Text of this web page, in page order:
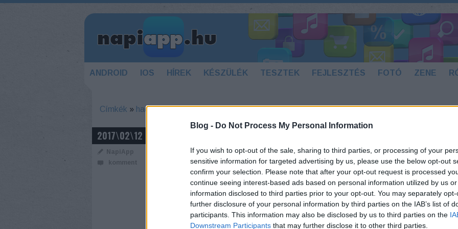
Blog - Do Not Process My Personal Information
If you wish to opt-out of the sale, sharing to third parties, or processing of your
sensitive information for targeted advertising by us, please use the below opt-out
confirm your selection. Please note that after your opt-out request is processed
continue seeing interest-based ads based on personal information utilized by us
information disclosed to third parties prior to your opt-out. You may separately
further disclosure of your personal information by third parties on the IAB’s list of
participants. This information may also be disclosed by us to third parties on the
Downstream Participants that may further disclose it to other third parties.
ANDROID IOS HÍREK KÉSZÜLÉK TESZTEK FEJLESZTÉS FOTÓ ZENE
Címkék » hack
2017\02\12
NapiApp
komment
ÚJABB ŐRÜLT OTTHONI MOBILTUNINGOK
Nemrég megjelent egy cikkünk mobil
sufnituningokról. Itt a szuper folytatás,
talán még jobb tippekkel, mint az
előzőek.